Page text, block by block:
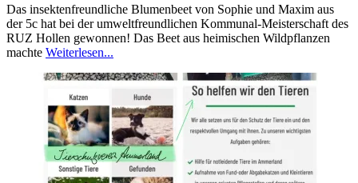
Das insektenfreundliche Blumenbeet von Sophie und Maxim aus
der 5c hat bei der umweltfreundlichen Kommunal-Meisterschaft des
RUZ Hollen gewonnen! Das Beet aus heimischen Wildpflanzen
machte Weiterlesen...